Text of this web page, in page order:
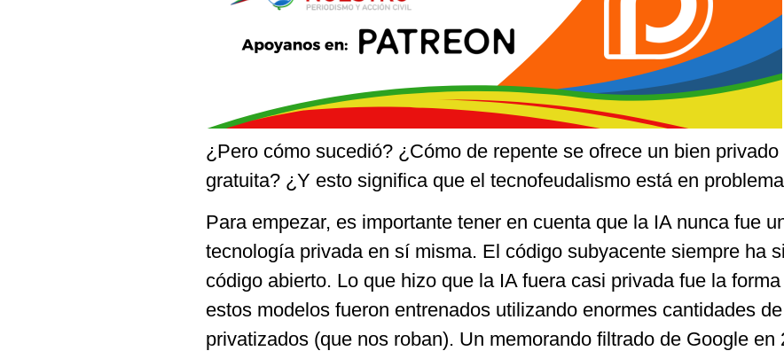
¿Pero cómo sucedió? ¿Cómo de repente se ofrece un bien privado
gratuita? ¿Y esto significa que el tecnofeudalismo está en
Para empezar, es importante tener en cuenta que la IA nunca fue
tecnología privada en sí misma. El código subyacente siempre ha
código abierto. Lo que hizo que la IA fuera casi privada fue la
estos modelos fueron entrenados utilizando enormes cantidades
privatizados (que nos roban). Un memorando filtrado de Google en